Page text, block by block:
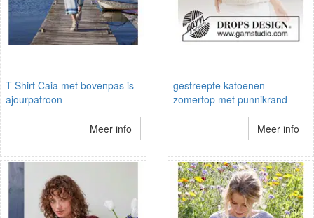
T-Shirt Caia met bovenpas is
ajourpatroon
Meer info
gestreepte katoenen
zomertop met punnikrand
Meer info